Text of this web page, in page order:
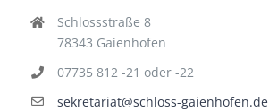
Schlossstraße 8
78343 Gaienhofen
07735 812 -21 oder -22
sekretariat@schloss-gaienhofen.de